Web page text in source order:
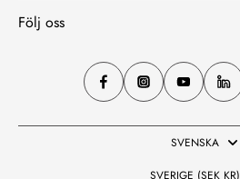
Följ oss
SVENSKA
SVERIGE (SEK KR)